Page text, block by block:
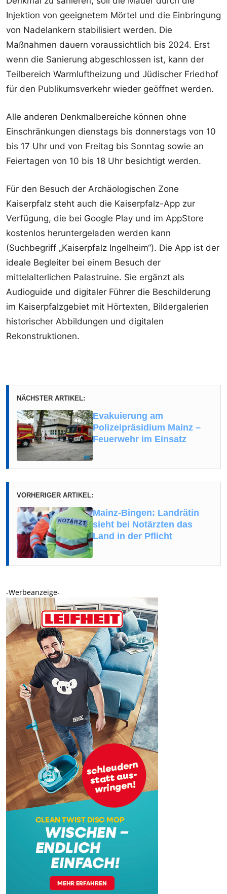
Injektion von geeignetem Mörtel und die Einbringung
von Nadelankern stabilisiert werden. Die
Maßnahmen dauern voraussichtlich bis 2024. Erst
wenn die Sanierung abgeschlossen ist, kann der
Teilbereich Warmluftheizung und Jüdischer Friedhof
für den Publikumsverkehr wieder geöffnet werden.
Alle anderen Denkmalbereiche können ohne
Einschränkungen dienstags bis donnerstags von 10
bis 17 Uhr und von Freitag bis Sonntag sowie an
Feiertagen von 10 bis 18 Uhr besichtigt werden.
Für den Besuch der Archäologischen Zone
Kaiserpfalz steht auch die Kaiserpfalz-App zur
Verfügung, die bei Google Play und im AppStore
kostenlos heruntergeladen werden kann
(Suchbegriff „Kaiserpfalz Ingelheim“). Die App ist der
ideale Begleiter bei einem Besuch der
mittelalterlichen Palastruine. Sie ergänzt als
Audioguide und digitaler Führer die Beschilderung
im Kaiserpfalzgebiet mit Hörtexten, Bildergalerien
historischer Abbildungen und digitalen
Rekonstruktionen.
NÄCHSTER ARTIKEL:
Evakuierung am
Polizeipräsidium Mainz –
Feuerwehr im Einsatz
VORHERIGER ARTIKEL:
Mainz-Bingen: Landrätin
sieht bei Notärzten das
Land in der Pflicht
-Werbeanzeige-